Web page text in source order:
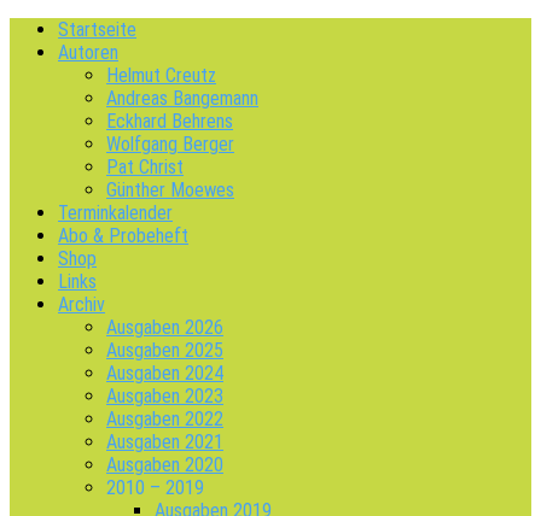
Startseite
Autoren
Helmut Creutz
Andreas Bangemann
Eckhard Behrens
Wolfgang Berger
Pat Christ
Günther Moewes
Terminkalender
Abo & Probeheft
Shop
Links
Archiv
Ausgaben 2026
Ausgaben 2025
Ausgaben 2024
Ausgaben 2023
Ausgaben 2022
Ausgaben 2021
Ausgaben 2020
2010 – 2019
Ausgaben 2019